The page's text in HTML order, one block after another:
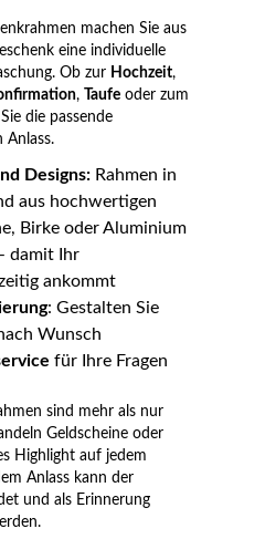
machen Sie aus
eine individuelle
Ob zur Hochzeit,
, Taufe oder zum
die passende
Anlass.
Designs: Rahmen in
aus hochwertigen
Birke oder Aluminium
damit Ihr
ankommt
: Gestalten Sie
Wunsch
für Ihre Fragen
sind mehr als nur
Geldscheine oder
Highlight auf jedem
Anlass kann der
und als Erinnerung